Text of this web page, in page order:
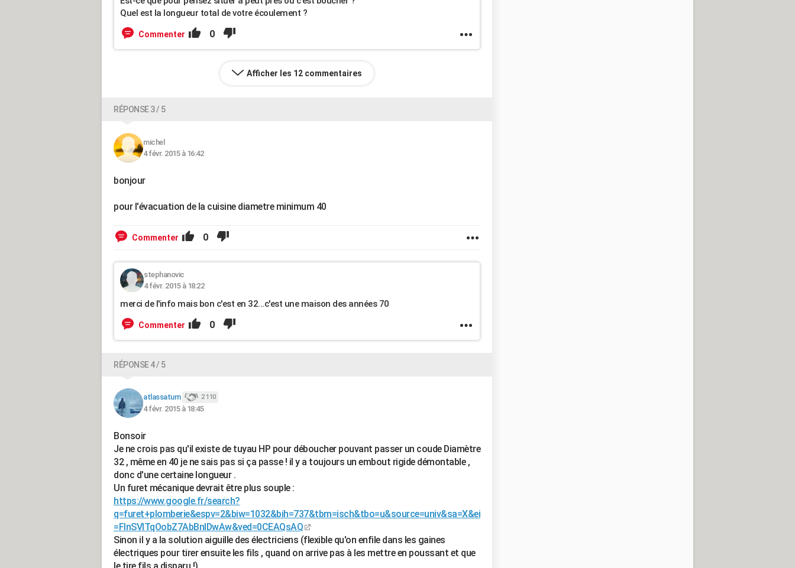
Quel est la longueur total de votre écoulement ?
Commenter 0
Afficher les 12 commentaires
RÉPONSE 3 / 5
michel
4 févr. 2015 à 16:42
bonjour
pour l'évacuation de la cuisine diametre minimum 40
Commenter 0
stephanovic
4 févr. 2015 à 18:22
merci de l'info mais bon c'est en 32...c'est une maison des années 70
Commenter 0
RÉPONSE 4 / 5
atlassaturn 2 110
4 févr. 2015 à 18:45
Bonsoir
Je ne crois pas qu'il existe de tuyau HP pour déboucher pouvant passer un coude Diamètre
32 , même en 40 je ne sais pas si ça passe ! il y a toujours un embout rigide démontable ,
donc d'une certaine longueur .
Un furet mécanique devrait être plus souple :
https://www.google.fr/search?
q=furet+plomberie&espv=2&biw=1032&bih=737&tbm=isch&tbo=u&source=univ&sa=X&ei
=FlnSVITqOobZ7AbBnIDwAw&ved=0CEAQsAQ
Sinon il y a la solution aiguille des électriciens (flexible qu'on enfile dans les gaines
électriques pour tirer ensuite les fils , quand on arrive pas à les mettre en poussant et que
le tire fils a disparu !)